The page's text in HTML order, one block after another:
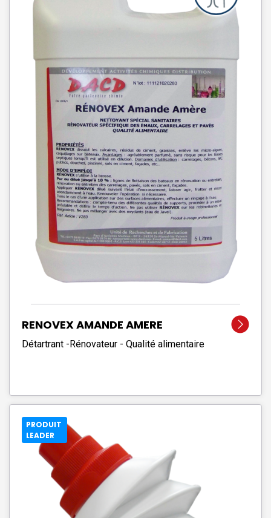
RENOVEX AMANDE AMERE
Détartrant -Rénovateur - Qualité alimentaire
PRODUIT
LEADER